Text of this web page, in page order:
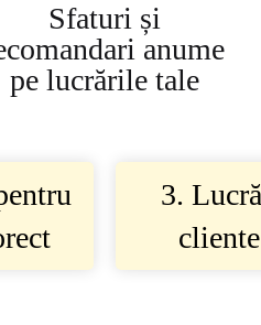
Sfaturi și
anume
pe lucrările tale
3.